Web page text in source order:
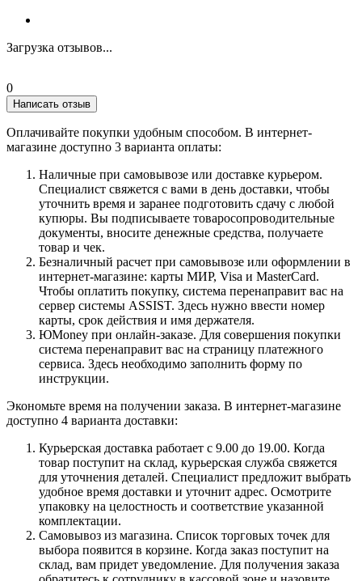
Загрузка отзывов...
0
Написать отзыв
Оплачивайте покупки удобным способом. В интернет-
магазине доступно 3 варианта оплаты:
Наличные при самовывозе или доставке курьером.
Специалист свяжется с вами в день доставки, чтобы
уточнить время и заранее подготовить сдачу с любой
купюры. Вы подписываете товаросопроводительные
документы, вносите денежные средства, получаете
товар и чек.
Безналичный расчет при самовывозе или оформлении в
интернет-магазине: карты МИР, Visa и MasterCard.
Чтобы оплатить покупку, система перенаправит вас на
сервер системы ASSIST. Здесь нужно ввести номер
карты, срок действия и имя держателя.
ЮMoney при онлайн-заказе. Для совершения покупки
система перенаправит вас на страницу платежного
сервиса. Здесь необходимо заполнить форму по
инструкции.
Экономьте время на получении заказа. В интернет-магазине
доступно 4 варианта доставки:
Курьерская доставка работает с 9.00 до 19.00. Когда
товар поступит на склад, курьерская служба свяжется
для уточнения деталей. Специалист предложит выбрать
удобное время доставки и уточнит адрес. Осмотрите
упаковку на целостность и соответствие указанной
комплектации.
Самовывоз из магазина. Список торговых точек для
выбора появится в корзине. Когда заказ поступит на
склад, вам придет уведомление. Для получения заказа